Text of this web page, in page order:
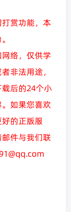
赏功能，本
络，仅供学
非法用途，
后的24个小
如果您喜欢
的正版服
件与我们联